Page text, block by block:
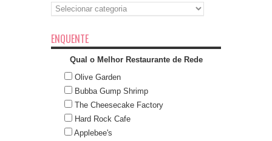
Índice
ENQUENTE
Qual o Melhor Restaurante de Rede
Olive Garden
Bubba Gump Shrimp
The Cheesecake Factory
Hard Rock Cafe
Applebee's